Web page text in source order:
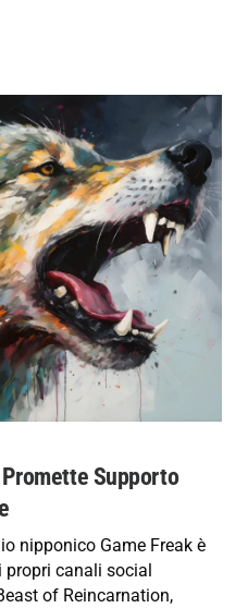
Supporto
nipponico Game Freak è
propri canali social
of Reincarnation,